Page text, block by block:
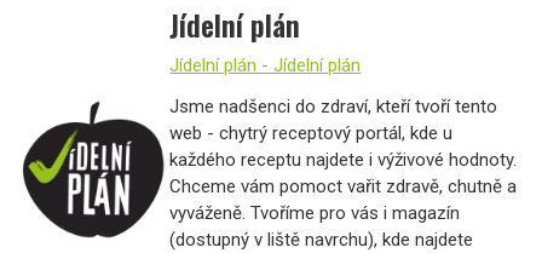
Jídelní plán
Jídelní plán - Jídelní plán
Jsme nadšenci do zdraví, kteří tvoří tento
web - chytrý receptový portál, kde u
každého receptu najdete i výživové hodnoty.
Chceme vám pomoct vařit zdravě, chutně a
vyváženě. Tvoříme pro vás i magazín
(dostupný v liště navrchu), kde najdete